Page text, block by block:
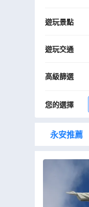
遊玩景點
遊玩交通
高級篩選
您的選擇
永安推薦